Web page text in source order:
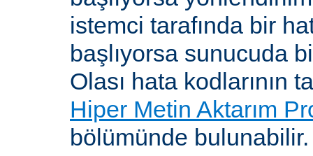
istemci tarafında bir
başlıyorsa sunucuda
Olası hata kodlarının
Hiper Metin Aktarım
bölümünde bulunabilir.